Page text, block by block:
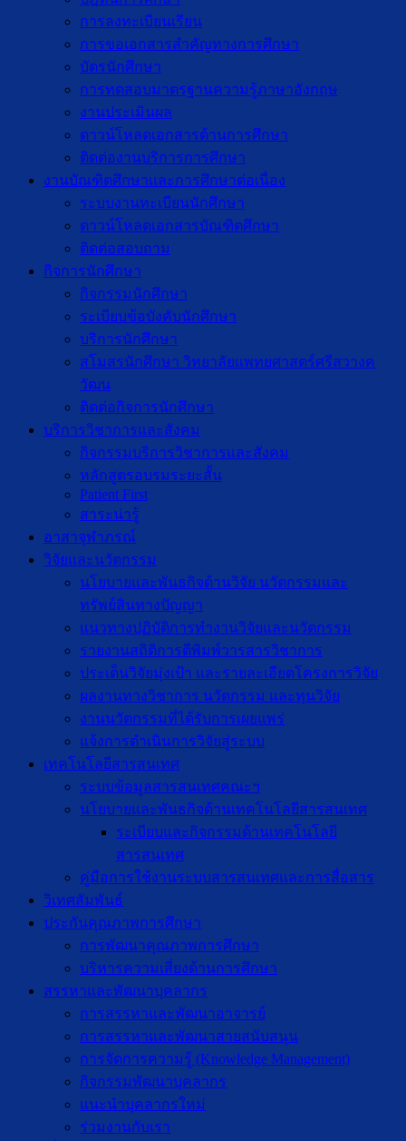
การลงทะเบียนเรียน
การขอเอกสารสำคัญทางการศึกษา
บัตรนักศึกษา
การทดสอบมาตรฐานความรู้ภาษาอังกฤษ
งานประเมินผล
ดาวน์โหลดเอกสารด้านการศึกษา
ติดต่องานบริการการศึกษา
งานบัณฑิตศึกษาเเละการศึกษาต่อเนื่อง
ระบบงานทะเบียนนักศึกษา
ดาวน์โหลดเอกสารบัณฑิตศึกษา
ติดต่อสอบถาม
กิจการนักศึกษา
กิจกรรมนักศึกษา
ระเบียบข้อบังคับนักศึกษา
บริการนักศึกษา
สโมสรนักศึกษา วิทยาลัยแพทยศาสตร์ศรีสวางค
วัฒน
ติดต่อกิจการนักศึกษา
บริการวิชาการและสังคม
กิจกรรมบริการวิชาการและสังคม
หลักสูตรอบรมระยะสั้น
Patient First
สาระน่ารู้
อาสาจุฬาภรณ์
วิจัยและนวัตกรรม
นโยบายและพันธกิจด้านวิจัย นวัตกรรมและ
ทรัพย์สินทางปัญญา
แนวทางปฏิบัติการทำงานวิจัยและนวัตกรรม
รายงานสถิติการตีพิมพ์วารสารวิชาการ
ประเด็นวิจัยมุ่งเป้า และรายละเอียดโครงการวิจัย
ผลงานทางวิชาการ นวัตกรรม และทุนวิจัย
งานนวัตกรรมที่ได้รับการเผยแพร่
แจ้งการดำเนินการวิจัยสู่ระบบ
เทคโนโลยีสารสนเทศ
ระบบข้อมูลสารสนเทศคณะฯ
นโยบายและพันธกิจด้านเทคโนโลยีสารสนเทศ
ระเบียบและกิจกรรมด้านเทคโนโลยี
สารสนเทศ
คู่มือการใช้งานระบบสารสนเทศและการสื่อสาร
วิเทศสัมพันธ์
ประกันคุณภาพการศึกษา
การพัฒนาคุณภาพการศึกษา
บริหารความเสี่ยงด้านการศึกษา
สรรหาและพัฒนาบุคลากร
การสรรหาและพัฒนาอาจารย์
การสรรหาและพัฒนาสายสนับสนุน
การจัดการความรู้ (Knowledge Management)
กิจกรรมพัฒนาบุคลากร
แนะนำบุคลากรใหม่
ร่วมงานกับเรา